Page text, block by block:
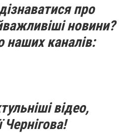
про
новини?
наших каналів:
відео,
Чернігова!